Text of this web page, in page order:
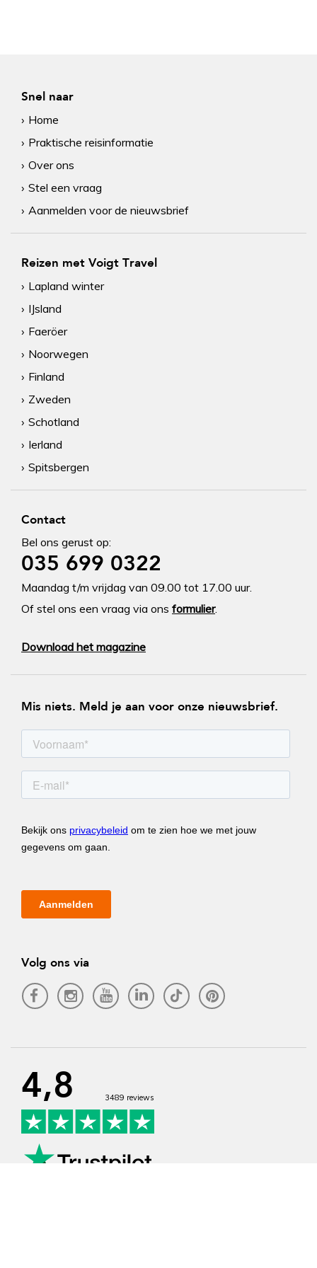
Snel naar
Home
Praktische reisinformatie
Over ons
Stel een vraag
Aanmelden voor de nieuwsbrief
Reizen met Voigt Travel
Lapland winter
IJsland
Faeröer
Noorwegen
Finland
Zweden
Schotland
Ierland
Spitsbergen
Contact
Bel ons gerust op:
035 699 0322
Maandag t/m vrijdag van 09.00 tot 17.00 uur.
Of stel ons een vraag via ons formulier.
Download het magazine
Mis niets. Meld je aan voor onze nieuwsbrief.
Volg ons via
4,8 3489 reviews